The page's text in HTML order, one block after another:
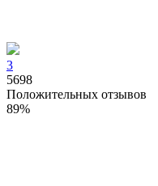
3
5698
Положительных отзывов
89%